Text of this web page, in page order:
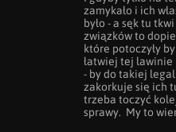
zamykało i ich
było - a sęk tu
związków to
które potoczyły
łatwiej tej lawinie
- by do takiej
zakorkuje się ich
trzeba toczyć
sprawy.  My to